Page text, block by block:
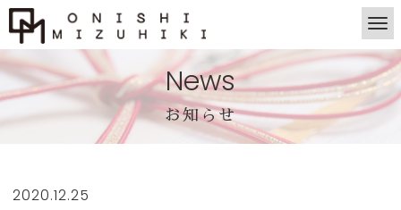
News
お知らせ
2020.12.25